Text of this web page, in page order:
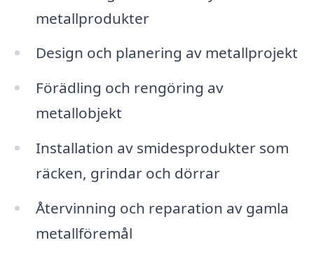
metallprodukter
Design och planering av metallprojekt
Förädling och rengöring av
metallobjekt
Installation av smidesprodukter som
räcken, grindar och dörrar
Återvinning och reparation av gamla
metallföremål